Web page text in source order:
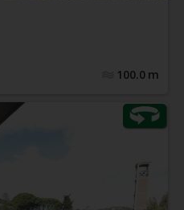
100.0 m
013
a tutti i servizi -